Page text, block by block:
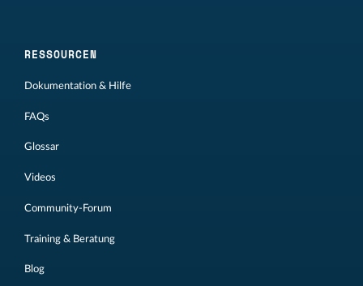
RESSOURCEN
Dokumentation & Hilfe
FAQs
Glossar
Videos
Community-Forum
Training & Beratung
Blog